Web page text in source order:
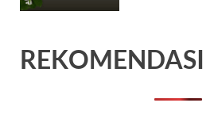
REKOMENDASI